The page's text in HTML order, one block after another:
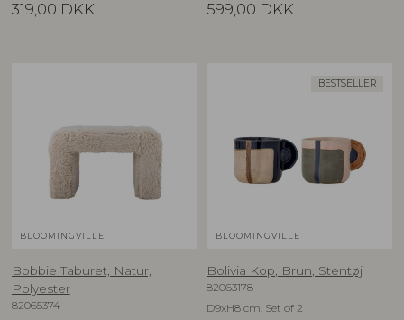
319,00 DKK 599,00 DKK
BLOOMINGVILLE
Bobbie Taburet, Natur,
Polyester
82065374
BESTSELLER
BLOOMINGVILLE
Bolivia Kop, Brun, Stentøj
82063178
D9xH8 cm, Set of 2